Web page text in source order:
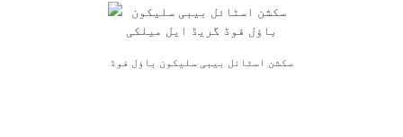
سکشن اسٹائل بیبی سلیکون باؤل فوڈ